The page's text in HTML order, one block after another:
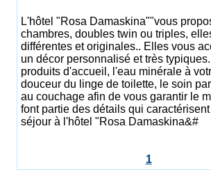
L'hôtel "Rosa Damaskina""vous
chambres, doubles twin ou triples,
différentes et originales.. Elles vous
un décor personnalisé et très
produits d'accueil, l'eau minérale à
douceur du linge de toilette, le soin
au couchage afin de vous garantir le
font partie des détails qui
séjour à l'hôtel "Rosa Damaskina&#
1